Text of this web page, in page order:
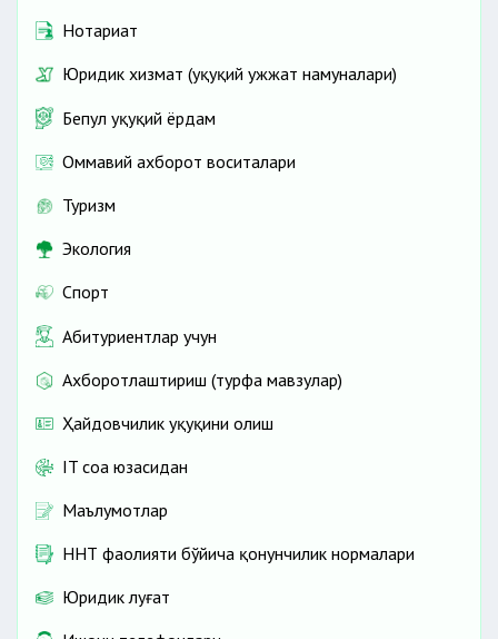
Нотариат
Юридик хизмат (ҳуқуқий ҳужжат намуналари)
Бепул ҳуқуқий ёрдам
Оммавий ахборот воситалари
Туризм
Экология
Спорт
Абитуриентлар учун
Ахборотлаштириш (турфа мавзулар)
Ҳайдовчилик ҳуқуқини олиш
IT соҳа юзасидан
Маълумотлар
ННТ фаолияти бўйича қонунчилик нормалари
Юридик луғат